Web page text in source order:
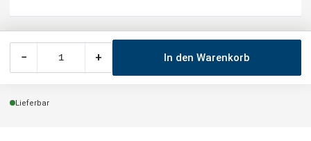
− + In den Warenkorb
Lieferbar